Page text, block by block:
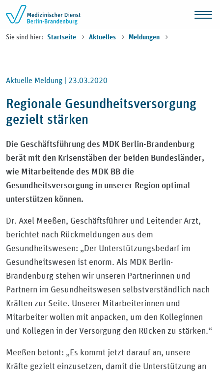
Zum Inhalt springen
Sie sind hier: Startseite Aktuelles Meldungen
Aktuelle Meldung | 23.03.2020
Regionale Gesundheitsversorgung
gezielt stärken
Die Geschäftsführung des MDK Berlin-Brandenburg
berät mit den Krisenstäben der beiden Bundesländer,
wie Mitarbeitende des MDK BB die
Gesundheitsversorgung in unserer Region optimal
unterstützen können.
Dr. Axel Meeßen, Geschäftsführer und Leitender Arzt,
berichtet nach Rückmeldungen aus dem
Gesundheitswesen: „Der Unterstützungsbedarf im
Gesundheitswesen ist enorm. Als MDK Berlin-
Brandenburg stehen wir unseren Partnerinnen und
Partnern im Gesundheitswesen selbstverständlich nach
Kräften zur Seite. Unserer Mitarbeiterinnen und
Mitarbeiter wollen mit anpacken, um den Kolleginnen
und Kollegen in der Versorgung den Rücken zu stärken.“
Meeßen betont: „Es kommt jetzt darauf an, unsere
Kräfte gezielt einzusetzen, damit die Unterstützung an